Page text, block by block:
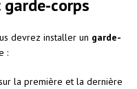
garde-corps
devrez installer un garde-
:
la première et la dernière